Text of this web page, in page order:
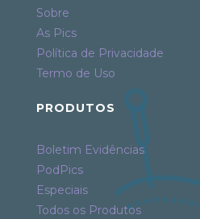
Sobre
As Pics
Política de Privacidade
Termo de Uso
PRODUTOS
Boletim Evidências
PodPics
Especiais
Todos os Produtos